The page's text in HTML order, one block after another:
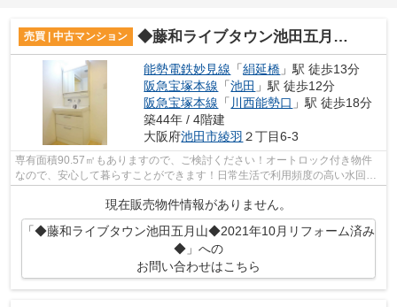
売買 | 中古マンション ◆藤和ライブタウン池田五月山◆2021年10月リフォーム済み◆
能勢電鉄妙見線 「絹延橋 」駅 徒歩13分
阪急宝塚本線 「池田 」駅 徒歩12分
阪急宝塚本線 「 川西能勢口 」駅 徒歩18分
築44年 / 4階建
大阪府池田市綾羽 ２丁目6-3
専有面積90.57㎡もありますので、ご検討ください！オートロック付き物件
なので、安心して暮らすことができます！日常生活で利用頻度の高い水回り
現在販売物件情報がありません。
「◆藤和ライブタウン池田五月山◆2021年10月リフォーム済み
◆」への
お問い合わせはこちら